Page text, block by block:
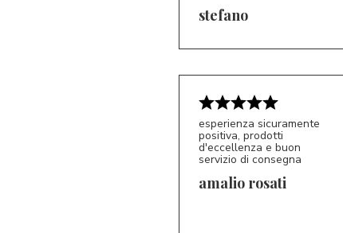
S*stefano
esperienza sicuramente
positiva, prodotti
d'eccellenza e buon
servizio di consegna
amalio rosati